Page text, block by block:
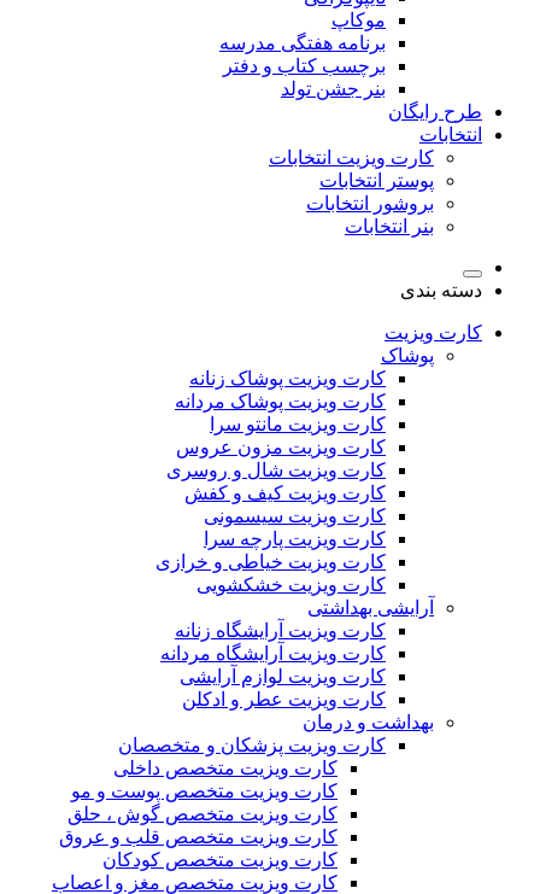
موکاپ
برنامه هفتگی مدرسه
برچسب کتاب و دفتر
بنر جشن تولد
طرح رایگان
انتخابات
کارت ویزیت انتخابات
پوستر انتخابات
بروشور انتخابات
بنر انتخابات
دسته بندی
کارت ویزیت
پوشاک
کارت ویزیت پوشاک زنانه
کارت ویزیت پوشاک مردانه
کارت ویزیت مانتو سرا
کارت ویزیت مزون عروس
کارت ویزیت شال و روسری
کارت ویزیت کیف و کفش
کارت ویزیت سیسمونی
کارت ویزیت پارچه سرا
کارت ویزیت خیاطی و خرازی
کارت ویزیت خشکشویی
آرایشی بهداشتی
کارت ویزیت آرایشگاه زنانه
کارت ویزیت آرایشگاه مردانه
کارت ویزیت لوازم آرایشی
کارت ویزیت عطر و ادکلن
بهداشت و درمان
کارت ویزیت پزشکان و متخصصان
کارت ویزیت متخصص داخلی
کارت ویزیت متخصص پوست و مو
کارت ویزیت متخصص گوش ، حلق
کارت ویزیت متخصص قلب و عروق
کارت ویزیت متخصص کودکان
کارت ویزیت متخصص مغز و اعصاب